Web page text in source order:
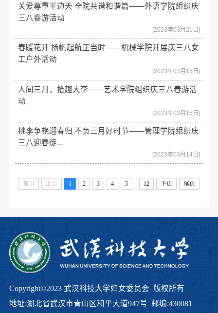
关爱尊重半边天 全院共谱和谐篇——外语学院组织庆
三八春游活动
[2023年03月21日]
春䁔花开 扬帆起航正当时——机械学院开展庆三八女
工户外活动
[2023年03月15日]
人间三月，拾趣大李——艺术学院组织庆三八春游活
动
[2023年03月15日]
桃李争艳迎春归 不负三月好时节——管理学院组织庆
三八迎春徒...
[2023年03月14日]
首页 上页 1 2 3 4 5 12 下页 尾页
Copyright©2023 武汉科技大学妇女委员会 版权所有
地址:湖北省武汉市青山区和平大道947号 邮编:430081